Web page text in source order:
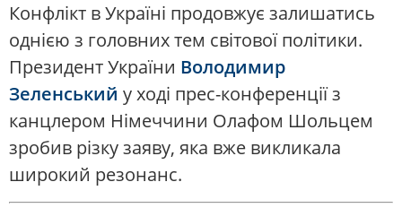
Конфлікт в Україні продовжує залишатись
однією з головних тем світової політики.
Президент України Володимир
Зеленський у ході прес-конференції з
канцлером Німеччини Олафом Шольцем
зробив різку заяву, яка вже викликала
широкий резонанс.